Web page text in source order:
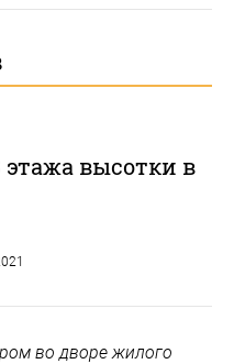
высотки в
во дворе жилого